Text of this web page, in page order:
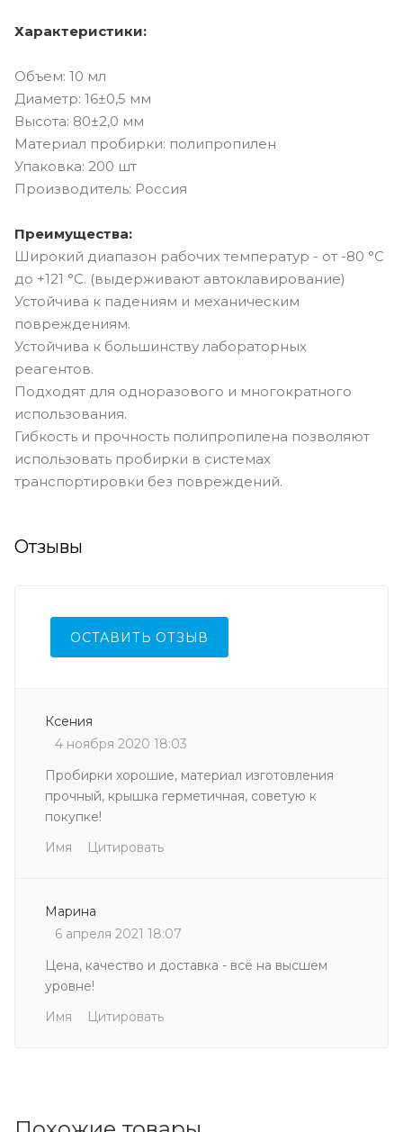
Характеристики:
Объем: 10 мл
Диаметр: 16±0,5 мм
Высота: 80±2,0 мм
Материал пробирки: полипропилен
Упаковка: 200 шт
Производитель: Россия
Преимущества:
Широкий диапазон рабочих температур - от -80 °C
до +121 °C. (выдерживают автоклавирование)
Устойчива к падениям и механическим
повреждениям.
Устойчива к большинству лабораторных
реагентов.
Подходят для одноразового и многократного
использования.
Гибкость и прочность полипропилена позволяют
использовать пробирки в системах
транспортировки без повреждений.
Отзывы
ОСТАВИТЬ ОТЗЫВ
Ксения
4 ноября 2020 18:03
Пробирки хорошие, материал изготовления
прочный, крышка герметичная, советую к
покупке!
Имя
Цитировать
Марина
6 апреля 2021 18:07
Цена, качество и доставка - всё на высшем
уровне!
Имя
Цитировать